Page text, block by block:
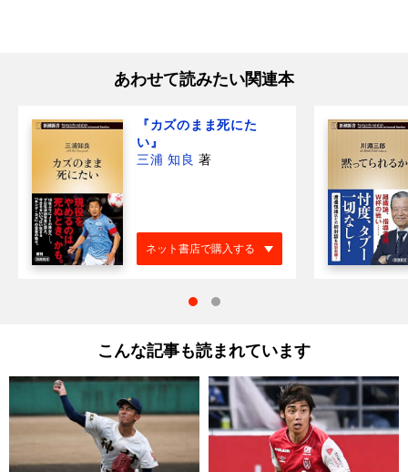
あわせて読みたい関連本
『カズのまま死にた
い』
三浦 知良 著
ネット書店で購入する
こんな記事も読まれています